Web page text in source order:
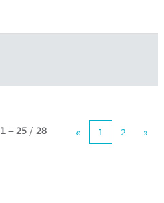
1 – 25 / 28 « 1 2 »